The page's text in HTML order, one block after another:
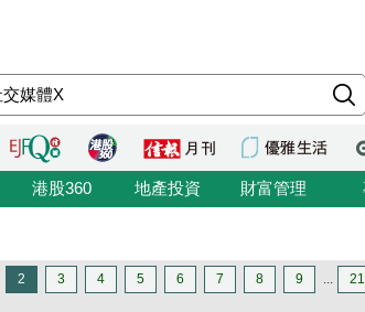
港股360 地產投資 財富管理
2 3 4 5 6 7 8 9 ... 21